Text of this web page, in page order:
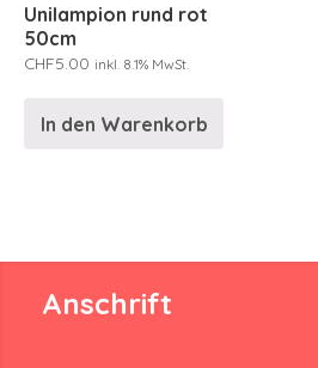
Unilampion rund rot
50cm
CHF5.00 inkl. 8.1% MwSt.
In den Warenkorb
Anschrift